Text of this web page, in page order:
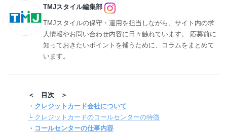
TMJスタイル編集部
TMJスタイルの保守・運用を担当しながら、サイト内の求
人情報やお問い合わせ内容に日々触れています。 応募前に
知っておきたいポイントを補うために、コラムをまとめて
います。
＜ 目次 ＞
・ クレジットカード会社について
└ クレジットカードのコールセンターの特徴
・ コールセンターの仕事内容